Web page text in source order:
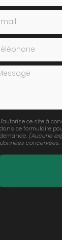
J'autorise ce site à
dans ce formulaire
demande. (Aucune
données concervées.